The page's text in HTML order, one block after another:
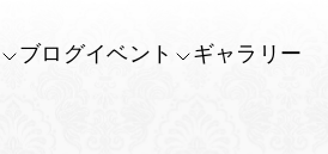
ブログイベント ギャラリー